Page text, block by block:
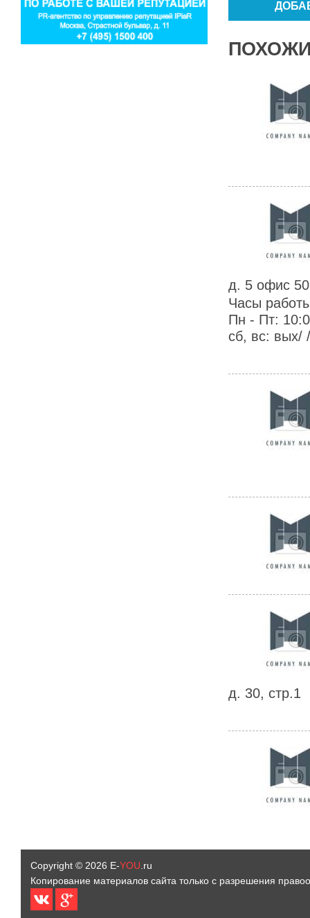
д. 5 офис
Часы
Пн - Пт:
сб, вс: вых/ /
д. 30, стр.1
Copyright © 2026 E-YOU .ru
Копирование материалов сайта только с разрешения